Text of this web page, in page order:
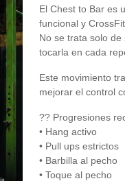
El Chest to Bar es
funcional y CrossFit.
No se trata solo
tocarla en cada
Este movimiento
mejorar el control
?? Progresiones
• Hang activo
• Pull ups estrictos
• Barbilla al pecho
• Toque al pecho